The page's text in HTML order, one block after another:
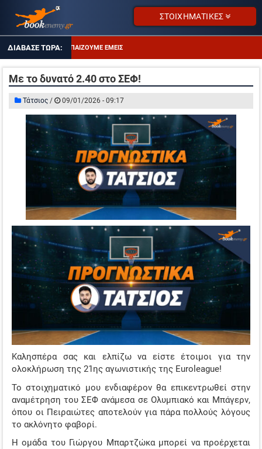
ΣΤΟΙΧΗΜΑΤΙΚΕΣ
ΤΙ ΠΑΙΖΟΥΜΕ ΕΜΕΙΣ
ΑΠΟΔΌΣΕΙΣ ΣΕ ΠΤΏΣΗ
ΤΖΊΡΟΙ ΣΤΟΙΧΉΜΑΤΟΣ
ΠΡΟΤΕΙΝΌΜΕΝΑ SITES
ΠΡΌΓΡΑΜΜΑ TV
ΑΔΙΚΗΜΕΝΕΣ ΑΠΟ ΤΙΣ ΑΠΟΔΟΣΕΙΣ
ΤΙ ΠΑΙΖΟΥΜΕ ΕΜΕΙΣ
ΑΠΟΔΌΣΕΙΣ ΣΕ ΠΤΏΣΗ
ΔΥΑΔΑ ΚΑΛΩΝ ΑΠΟΔΟΣΕΩΝ
ΤΖΊΡΟΙ ΣΤΟΙΧΉΜΑΤΟΣ
ΠΡΟΤΕΙΝΌΜΕΝΑ SITES
ΠΡΌΓΡΑΜΜΑ TV
ΑΔΙΚΗΜΕΝΕΣ ΑΠΟ ΤΙΣ ΑΠΟΔΟΣΕΙΣ
Με το δυνατό 2.40 στο ΣΕΦ!
Τάτσιος / 09/01/2026 - 09:17
Καλησπέρα σας και ελπίζω να είστε έτοιμοι για την
ολοκλήρωση της 21ης αγωνιστικής της Euroleague!
Το στοιχηματικό μου ενδιαφέρον θα επικεντρωθεί στην
αναμέτρηση του ΣΕΦ ανάμεσα σε Ολυμπιακό και Μπάγερν,
όπου οι Πειραιώτες αποτελούν για πάρα πολλούς λόγους
το ακλόνητο φαβορί.
Η ομάδα του Γιώργου Μπαρτζώκα μπορεί να προέρχεται